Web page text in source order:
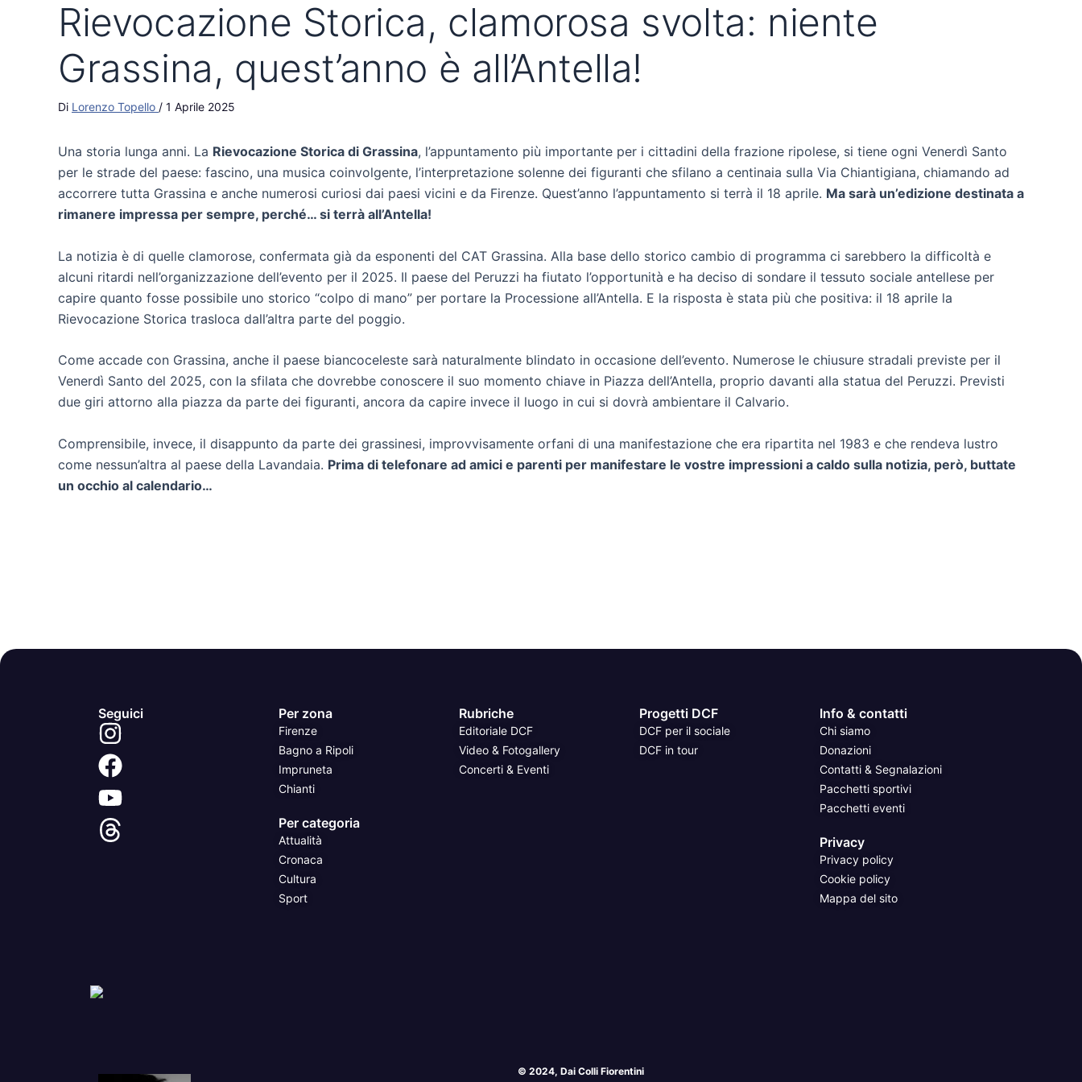
Rievocazione Storica, clamorosa svolta: niente
Grassina, quest’anno è all’Antella!
Di Lorenzo Topello / 1 Aprile 2025
Una storia lunga anni. La Rievocazione Storica di Grassina, l’appuntamento più importante per i cittadini della frazione ripolese, si tiene ogni Venerdì Santo
per le strade del paese: fascino, una musica coinvolgente, l’interpretazione solenne dei figuranti che sfilano a centinaia sulla Via Chiantigiana, chiamando ad
accorrere tutta Grassina e anche numerosi curiosi dai paesi vicini e da Firenze. Quest’anno l’appuntamento si terrà il 18 aprile. Ma sarà un’edizione destinata a
rimanere impressa per sempre, perché… si terrà all’Antella!
La notizia è di quelle clamorose, confermata già da esponenti del CAT Grassina. Alla base dello storico cambio di programma ci sarebbero la difficoltà e
alcuni ritardi nell’organizzazione dell’evento per il 2025. Il paese del Peruzzi ha fiutato l’opportunità e ha deciso di sondare il tessuto sociale antellese per
capire quanto fosse possibile uno storico “colpo di mano” per portare la Processione all’Antella. E la risposta è stata più che positiva: il 18 aprile la
Rievocazione Storica trasloca dall’altra parte del poggio.
Come accade con Grassina, anche il paese biancoceleste sarà naturalmente blindato in occasione dell’evento. Numerose le chiusure stradali previste per il
Venerdì Santo del 2025, con la sfilata che dovrebbe conoscere il suo momento chiave in Piazza dell’Antella, proprio davanti alla statua del Peruzzi. Previsti
due giri attorno alla piazza da parte dei figuranti, ancora da capire invece il luogo in cui si dovrà ambientare il Calvario.
Comprensibile, invece, il disappunto da parte dei grassinesi, improvvisamente orfani di una manifestazione che era ripartita nel 1983 e che rendeva lustro
come nessun’altra al paese della Lavandaia. Prima di telefonare ad amici e parenti per manifestare le vostre impressioni a caldo sulla notizia, però, buttate
un occhio al calendario…
Seguici Per zona
Firenze
Bagno a Ripoli
Impruneta
Chianti
Per categoria
Attualità
Cronaca
Cultura
Sport
Rubriche
Editoriale DCF
Video & Fotogallery
Concerti & Eventi
Progetti DCF
DCF per il sociale
DCF in tour
Info & contatti
Chi siamo
Donazioni
Contatti & Segnalazioni
Pacchetti sportivi
Pacchetti eventi
Privacy
Privacy policy
Cookie policy
Mappa del sito
© 2024, Dai Colli Fiorentini